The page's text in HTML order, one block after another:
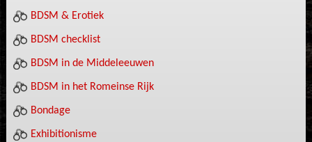
BDSM & Erotiek
BDSM checklist
BDSM in de Middeleeuwen
BDSM in het Romeinse Rijk
Bondage
Exhibitionisme